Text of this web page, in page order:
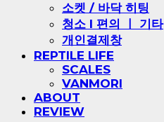
소켓 / 바닥 히팅
청소 l 편의 ㅣ 기타
개인결제창
REPTILE LIFE
SCALES
VANMORI
ABOUT
REVIEW